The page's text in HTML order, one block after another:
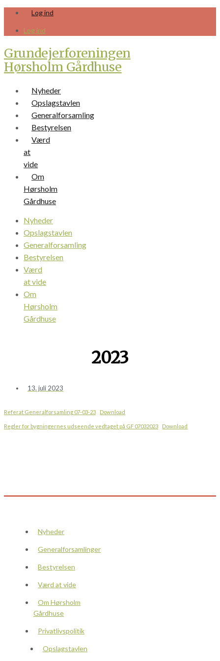
Skip
content
Log ind
Log ind
Grundejerforeningen
Hørsholm Gårdhuse
Nyheder
Opslagstavlen
Generalforsamling
Bestyrelsen
Værd
at
vide
Om
Hørsholm
Gårdhuse
Nyheder
Opslagstavlen
Generalforsamling
Bestyrelsen
Værd
at vide
Om
Hørsholm
Gårdhuse
2023
13. juli 2023
Referat Generalforsamling 07-03-23 Download
Regler for bygningernes udseende vedtaget på GF 07032023 Download
Nyheder
Generalforsamlinger
Bestyrelsen
Værd at vide
Om Hørsholm
Gårdhuse
Privatlivspolitik
Opslagstavlen